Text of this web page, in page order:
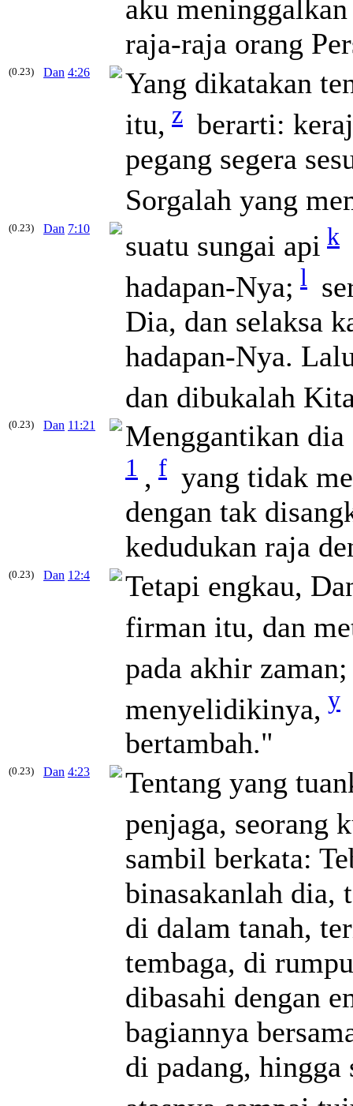
aku
raja-raja orang
(0.23) Dan 4:26
Yang dikatakan
itu, z berarti:
pegang segera
Sorgalah yang
(0.23) Dan 7:10
suatu sungai api k
hadapan-Nya; l
Dia, dan selaksa
hadapan-Nya.
dan dibukalah
(0.23) Dan 11:21 Menggantikan dia
1 , f yang tidak
dengan tak
kedudukan raja
(0.23) Dan 12:4
Tetapi engkau,
firman itu, dan
pada akhir zaman;
menyelidikinya, y
bertambah."
(0.23) Dan 4:23
Tentang yang
penjaga, seorang
sambil berkata:
binasakanlah dia,
di dalam tanah,
tembaga, di
dibasahi dengan
bagiannya
di padang,